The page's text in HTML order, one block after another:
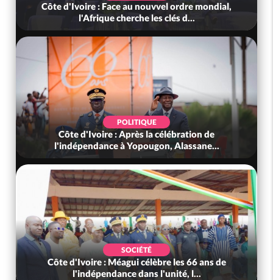
Côte d'Ivoire : Face au nouvvel ordre mondial,
l'Afrique cherche les clés d...
POLITIQUE
Côte d'Ivoire : Après la célébration de
l'indépendance à Yopougon, Alassane...
SOCIÉTÉ
Côte d'Ivoire : Méagui célèbre les 66 ans de
l'indépendance dans l'unité, l...